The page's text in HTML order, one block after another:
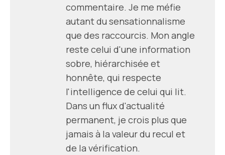
commentaire. Je me méfie
autant du sensationnalisme
que des raccourcis. Mon angle
reste celui d'une information
sobre, hiérarchisée et
honnête, qui respecte
l'intelligence de celui qui lit.
Dans un flux d'actualité
permanent, je crois plus que
jamais à la valeur du recul et
de la vérification.